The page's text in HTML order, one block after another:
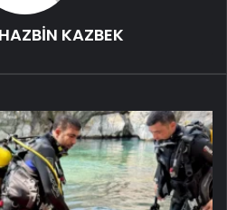
KAZBEK